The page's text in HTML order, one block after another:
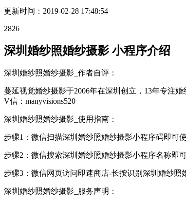
更新时间： 2019-02-28 17:48:54
2826
深圳婚纱照婚纱摄影 小程序介绍
深圳婚纱照婚纱摄影_作者自评：
蔓延视觉婚纱摄影于2006年在深圳创立，13年专注
V信：manyvisions520
深圳婚纱照婚纱摄影_使用指南：
步骤1：微信扫描深圳婚纱照婚纱摄影小程序码即可
步骤2：微信搜索深圳婚纱照婚纱摄影小程序名称即
步骤3：微信网页访问即速商店-长按识别深圳婚纱照
深圳婚纱照婚纱摄影_服务声明：